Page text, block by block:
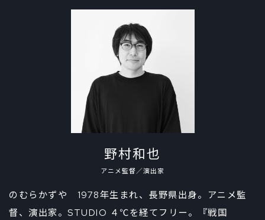
野村和也
アニメ監督／演出家
のむらかずや 1978年生まれ、長野県出身。アニメ監
督、演出家。STUDIO ４℃を経てフリー。『戦国